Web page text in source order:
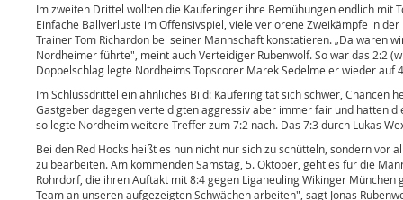
Im zweiten Drittel wollten die Kauferinger ihre Bemühungen endlich mit
Einfache Ballverluste im Offensivspiel, viele verlorene Zweikämpfe in
Trainer Tom Richardon bei seiner Mannschaft konstatieren. „Da waren
Nordheimer führte", meint auch Verteidiger Rubenwolf. So war das 2:2
Doppelschlag legte Nordheims Topscorer Marek Sedelmeier wieder auf
Im Schlussdrittel ein ähnliches Bild: Kaufering tat sich schwer, Chancen
Gastgeber dagegen verteidigten aggressiv aber immer fair und hatten
so legte Nordheim weitere Treffer zum 7:2 nach. Das 7:3 durch Lukas
Bei den Red Hocks heißt es nun nicht nur sich zu schütteln, sondern
zu bearbeiten. Am kommenden Samstag, 5. Oktober, geht es für die
Rohrdorf, die ihren Auftakt mit 8:4 gegen Liganeuling Wikinger
Team an unseren aufgezeigten Schwächen arbeiten", sagt Jonas